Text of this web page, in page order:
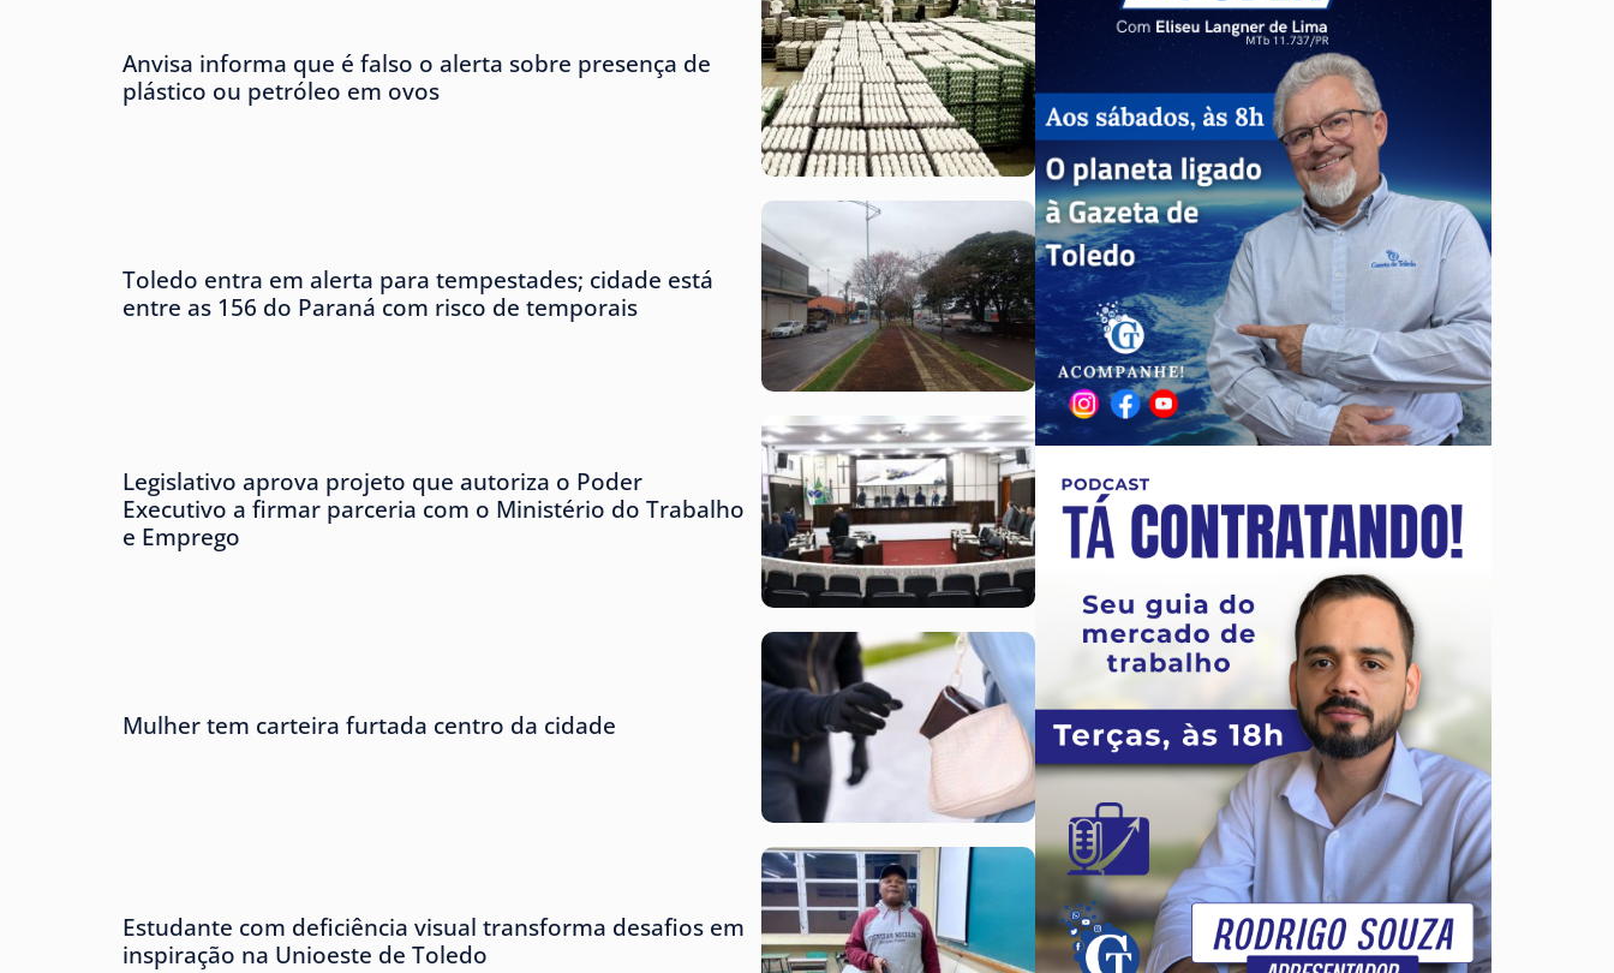
Anvisa informa que é falso o alerta sobre presença de
plástico ou petróleo em ovos
Toledo entra em alerta para tempestades; cidade está
entre as 156 do Paraná com risco de temporais
Legislativo aprova projeto que autoriza o Poder
Executivo a firmar parceria com o Ministério do Trabalho
e Emprego
Mulher tem carteira furtada centro da cidade
Estudante com deficiência visual transforma desafios em
inspiração na Unioeste de Toledo